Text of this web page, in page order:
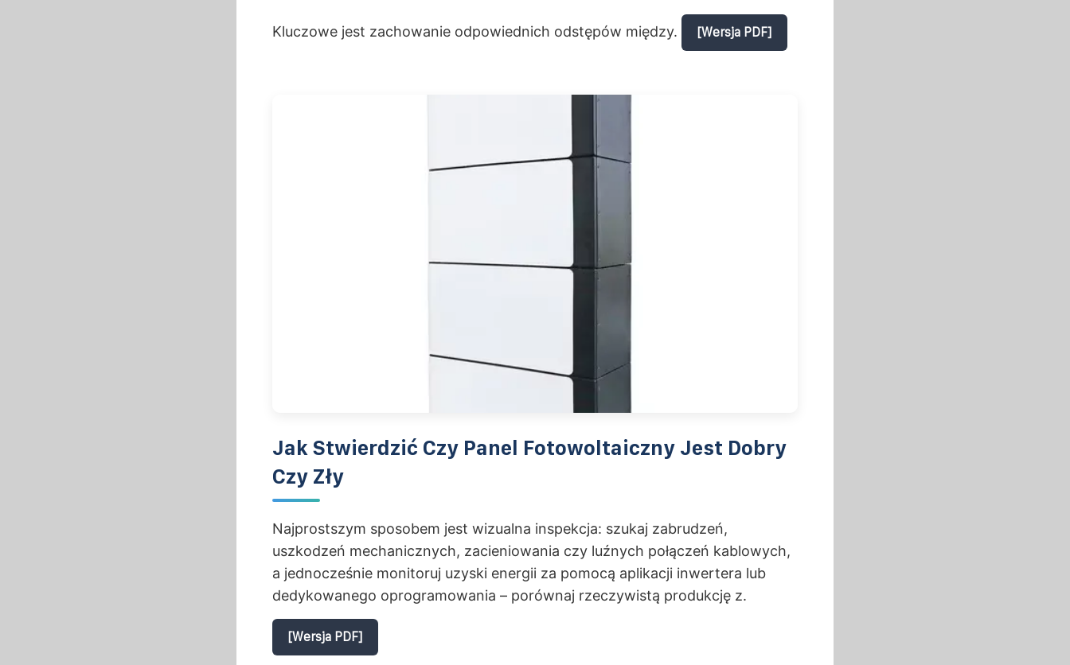
Kluczowe jest zachowanie odpowiednich odstępów między. [Wersja PDF]
Jak Stwierdzić Czy Panel Fotowoltaiczny Jest Dobry
Czy Zły
Najprostszym sposobem jest wizualna inspekcja: szukaj zabrudzeń,
uszkodzeń mechanicznych, zacieniowania czy luźnych połączeń kablowych,
a jednocześnie monitoruj uzyski energii za pomocą aplikacji inwertera lub
dedykowanego oprogramowania – porównaj rzeczywistą produkcję z.
[Wersja PDF]